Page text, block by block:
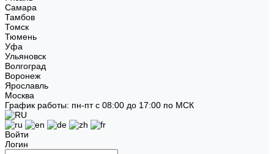
Самара
Тамбов
Томск
Тюмень
Уфа
Ульяновск
Волгоград
Воронеж
Ярославль
Москва
График работы: пн-пт с 08:00 до 17:00 по МСК
Войти
Логин